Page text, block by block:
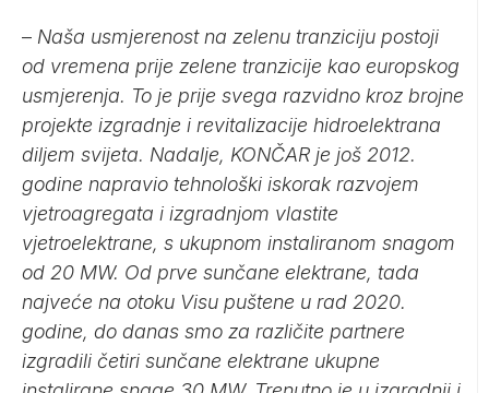
– Naša usmjerenost na zelenu tranziciju postoji
od vremena prije zelene tranzicije kao europskog
usmjerenja. To je prije svega razvidno kroz brojne
projekte izgradnje i revitalizacije hidroelektrana
diljem svijeta. Nadalje, KONČAR je još 2012.
godine napravio tehnološki iskorak razvojem
vjetroagregata i izgradnjom vlastite
vjetroelektrane, s ukupnom instaliranom snagom
od 20 MW. Od prve sunčane elektrane, tada
najveće na otoku Visu puštene u rad 2020.
godine, do danas smo za različite partnere
izgradili četiri sunčane elektrane ukupne